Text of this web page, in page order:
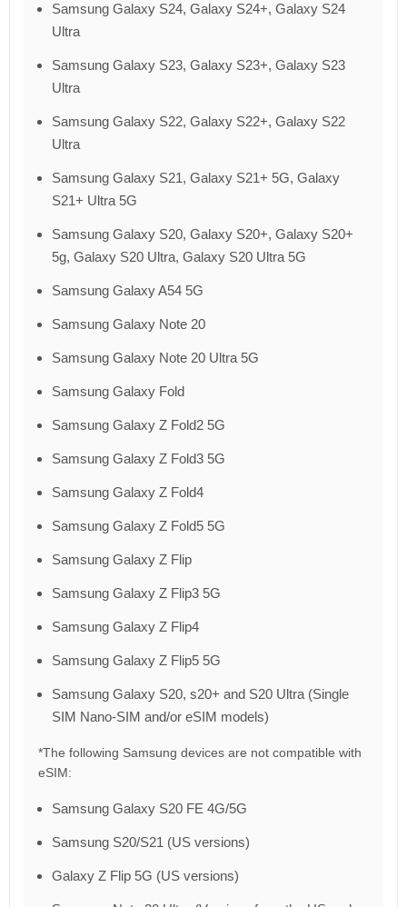
Samsung Galaxy S24, Galaxy S24+, Galaxy S24
Ultra
Samsung Galaxy S23, Galaxy S23+, Galaxy S23
Ultra
Samsung Galaxy S22, Galaxy S22+, Galaxy S22
Ultra
Samsung Galaxy S21, Galaxy S21+ 5G, Galaxy
S21+ Ultra 5G
Samsung Galaxy S20, Galaxy S20+, Galaxy S20+
5g, Galaxy S20 Ultra, Galaxy S20 Ultra 5G
Samsung Galaxy A54 5G
Samsung Galaxy Note 20
Samsung Galaxy Note 20 Ultra 5G
Samsung Galaxy Fold
Samsung Galaxy Z Fold2 5G
Samsung Galaxy Z Fold3 5G
Samsung Galaxy Z Fold4
Samsung Galaxy Z Fold5 5G
Samsung Galaxy Z Flip
Samsung Galaxy Z Flip3 5G
Samsung Galaxy Z Flip4
Samsung Galaxy Z Flip5 5G
Samsung Galaxy S20, s20+ and S20 Ultra (Single
SIM Nano-SIM and/or eSIM models)
*The following Samsung devices are not compatible with
eSIM:
Samsung Galaxy S20 FE 4G/5G
Samsung S20/S21 (US versions)
Galaxy Z Flip 5G (US versions)